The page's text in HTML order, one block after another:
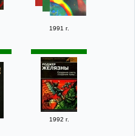
1991 г.
1992 г.